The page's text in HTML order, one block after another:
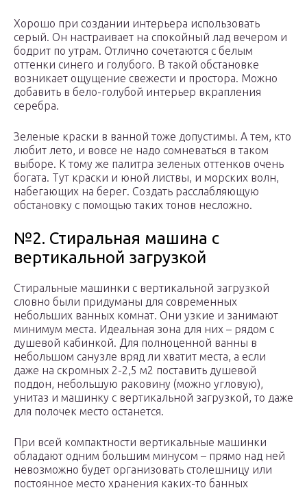
Хорошо при создании интерьера использовать
серый. Он настраивает на спокойный лад вечером и
бодрит по утрам. Отлично сочетаются с белым
оттенки синего и голубого. В такой обстановке
возникает ощущение свежести и простора. Можно
добавить в бело-голубой интерьер вкрапления
серебра.
Зеленые краски в ванной тоже допустимы. А тем, кто
любит лето, и вовсе не надо сомневаться в таком
выборе. К тому же палитра зеленых оттенков очень
богата. Тут краски и юной листвы, и морских волн,
набегающих на берег. Создать расслабляющую
обстановку с помощью таких тонов несложно.
№2. Стиральная машина с
вертикальной загрузкой
Стиральные машинки с вертикальной загрузкой
словно были придуманы для современных
небольших ванных комнат. Они узкие и занимают
минимум места. Идеальная зона для них – рядом с
душевой кабинкой. Для полноценной ванны в
небольшом санузле вряд ли хватит места, а если
даже на скромных 2-2,5 м2 поставить душевой
поддон, небольшую раковину (можно угловую),
унитаз и машинку с вертикальной загрузкой, то даже
для полочек место останется.
При всей компактности вертикальные машинки
обладают одним большим минусом – прямо над ней
невозможно будет организовать столешницу или
постоянное место хранения каких-то банных